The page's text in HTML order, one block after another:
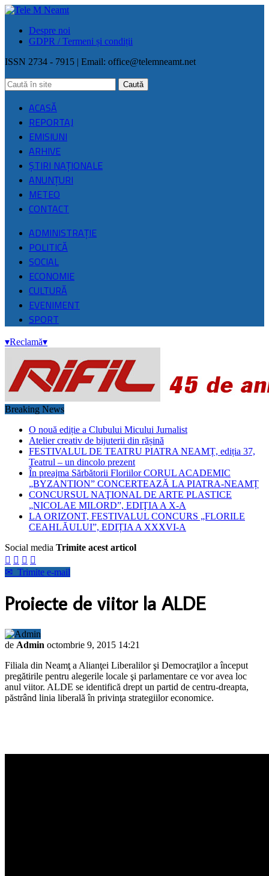
Despre noi
GDPR / Termeni și condiții
ISSN 2734 - 7915 | Email: office@telemneamt.net
ACASĂ
REPORTAJ
EMISIUNI
ARHIVE
ŞTIRI NAŢIONALE
ANUNȚURI
METEO
CONTACT
ADMINISTRAȚIE
POLITICĂ
SOCIAL
ECONOMIE
CULTURĂ
EVENIMENT
SPORT
▾Reclamă▾
Breaking News
O nouă ediție a Clubului Micului Jurnalist
Atelier creativ de bijuterii din rășină
FESTIVALUL DE TEATRU PIATRA NEAMȚ, ediția 37,
Teatrul – un dincolo prezent
În preajma Sărbătorii Floriilor CORUL ACADEMIC
„BYZANTION” CONCERTEAZĂ LA PIATRA-NEAMȚ
CONCURSUL NAŢIONAL DE ARTE PLASTICE
„NICOLAE MILORD”, EDIŢIA A X-A
LA ORIZONT, FESTIVALUL CONCURS „FLORILE
CEAHLĂULUI”, EDIȚIA A XXXVI-A
Social media Trimite acest articol
   
✉ Trimite e-mail
Proiecte de viitor la ALDE
de Admin octombrie 9, 2015 14:21
Filiala din Neamţ a Alianţei Liberalilor şi Democraţilor a început
pregătirile pentru alegerile locale şi parlamentare ce vor avea loc
anul viitor. ALDE se identifică drept un partid de centru-dreapta,
păstrând linia liberală în privinţa strategiilor economice.